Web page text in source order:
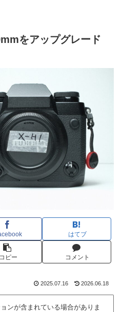
をアップグレード
はてブ
コピー コメント
2025.07.16 2026.06.18
ンが含まれている場合がありま